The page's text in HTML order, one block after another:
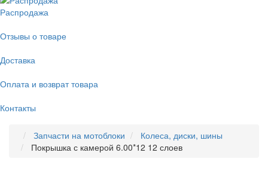
Распродажа
Отзывы о товаре
Доставка
Оплата и возврат товара
Контакты
Запчасти на мотоблоки
Колеса, диски, шины
Покрышка с камерой 6.00*12 12 слоев